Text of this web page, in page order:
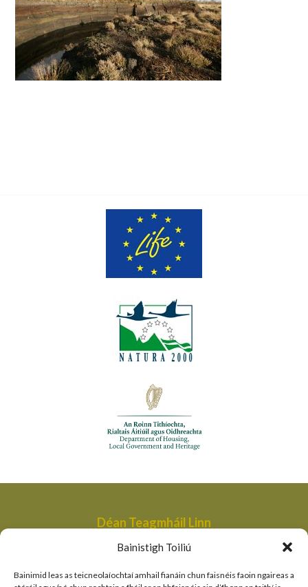
Bainistigh Toiliú
Bainimid leas as teicneolaíochtaí amhail fianáin chun faisnéis faoin ngaireas a
Déan Teagmháil Linn
Aonad Bainistithe na dTailte Móna,
An Roinn Tithíochta, Rialtais Áitiúil agus Oidhreachta,
Bóthair an Bhaile Nua,